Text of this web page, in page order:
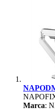
Marca: